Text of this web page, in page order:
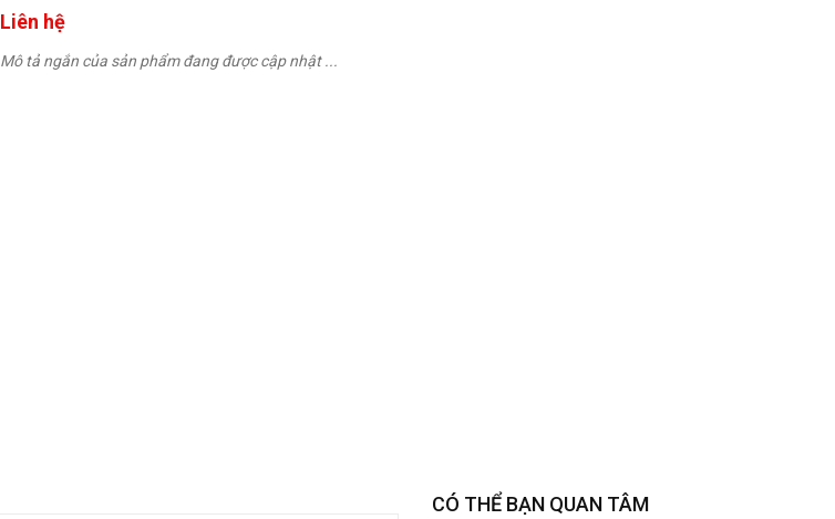
Liên hệ
Mô tả ngắn của sản phẩm đang được cập nhật ...
CÓ THỂ BẠN QUAN TÂM